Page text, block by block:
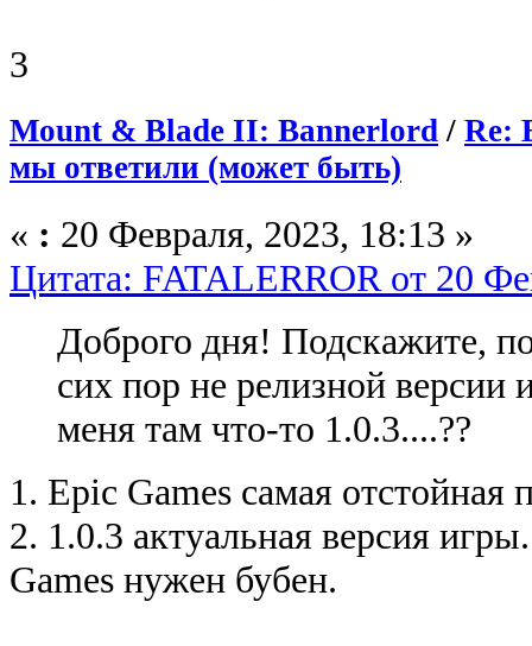
3
Mount & Blade II: Bannerlord / Re:
мы ответили (может быть)
« : 20 Февраля, 2023, 18:13 »
Цитата: FATALERROR от 20
Доброго дня! Подскажите,
сих пор не релизной версии
меня там что-то 1.0.3....??
1. Epic Games самая отстойная
2. 1.0.3 актуальная версия
Games нужен бубен.